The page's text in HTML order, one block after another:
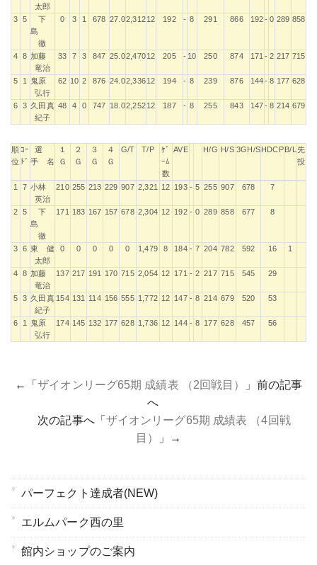
太郎
3 5
下
島
徹
0 3 1 678 27.02,31212 192 - 8 291 866 192 - 0 289 858
4 8 加藤
竜治
33 7 3 847 25.02,47012 205 - 10 250 874 171 - 2 217 715
5 1
鬼原
弘行
62 10 2 876 24.02,33612 194 - 8 239 876 144 - 8 177 628
6 3 久田真
紀子
48 4 0 747 18.02,25212 187 - 8 255 843 147 - 8 214 679
順
位
ｺｰ
ﾄﾞ
選
手 名
１
Ｇ
２
Ｇ
３
Ｇ
４
Ｇ
G/T T/P
ｹﾞ
ｰﾑ
数
AVE H/G H/S 3GH/SHDCPB/L 先
投
順
ｺｰ
選
手 名
１
２
３
４
G/T T/P
ｹﾞ
数
AVE H/G H/S 3GH/S HDCP
1 7 小林
英治
210 255 213 229 907 2,321 12 193 - 5 255 907 678 7
2 5
下
島
徹
171 183 167 157 678 2,304 12 192 - 0 289 858 677 8
3 6 東 健
太郎
0 0 0 0 0 1,479 8 184 - 7 204 782 592 16 1
4 8 加藤
竜治
137 217 191 170 715 2,054 12 171 - 2 217 715 545 29
5 3 久田真
紀子
154 131 114 156 555 1,772 12 147 - 8 214 679 520 53
6 1
鬼原
弘行
174 145 132 177 628 1,736 12 144 - 8 177 628 457 56
←「ザイオンリーグ65期 成績表 （2回戦目）
」前の記事
へ
次の記事へ「 ザイオンリーグ65期 成績表 （4回戦
目）
」→
パーフェクト達成者(NEW)
エルムパーク西の里
館内ショップのご案内